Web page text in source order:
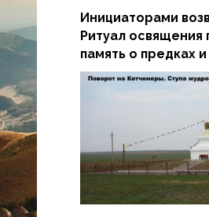
Инициаторами
Ритуал освящения
память о предках